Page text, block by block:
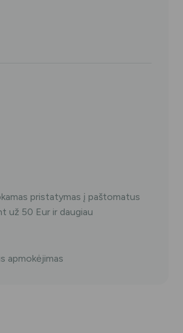
pristatymas į paštomatus
už 50 Eur ir daugiau
apmokėjimas